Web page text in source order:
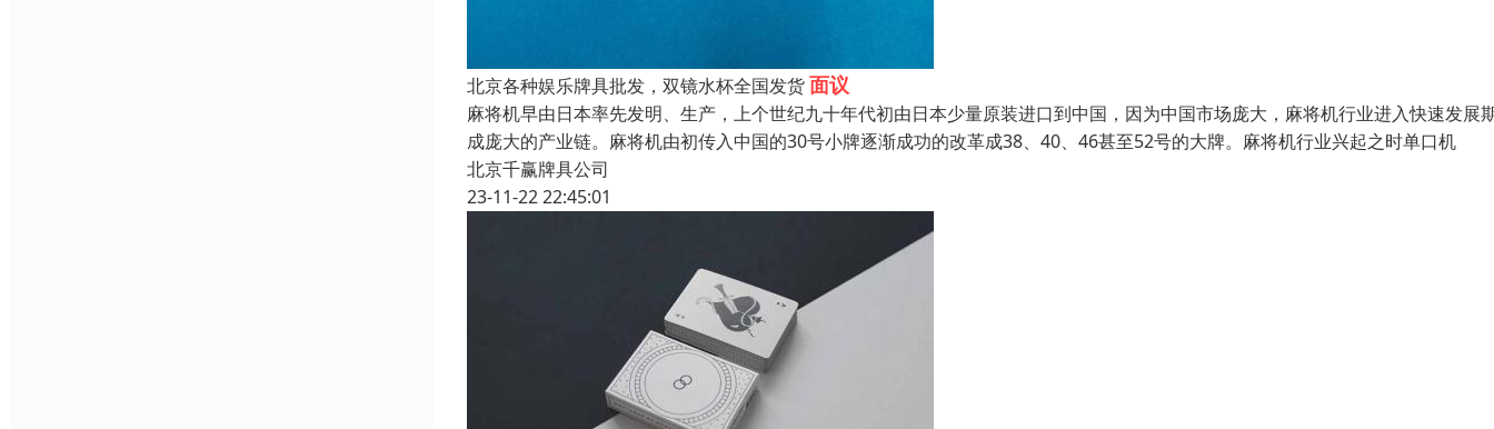
北京各种娱乐牌具批发，双镜水杯全国发货面议
麻将机早由日本率先发明、生产，上个世纪九十年代初由日本少量原装进口到中国，因为中国市场庞大，麻将机行业进入快速发展
成庞大的产业链。麻将机由初传入中国的30号小牌逐渐成功的改革成38、40、46甚至52号的大牌。麻将机行业兴起之时单口机
北京千赢牌具公司
23-11-22 22:45:01